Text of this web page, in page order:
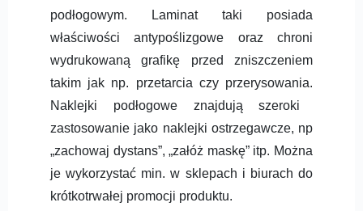
podłogowym. Laminat taki posiada
właściwości antypoślizgowe oraz chroni
wydrukowaną grafikę przed zniszczeniem
takim jak np. przetarcia czy przerysowania.
Naklejki podłogowe znajdują szeroki
zastosowanie jako naklejki ostrzegawcze, np
„zachowaj dystans”, „załóż maskę” itp. Można
je wykorzystać min. w sklepach i biurach do
krótkotrwałej promocji produktu.